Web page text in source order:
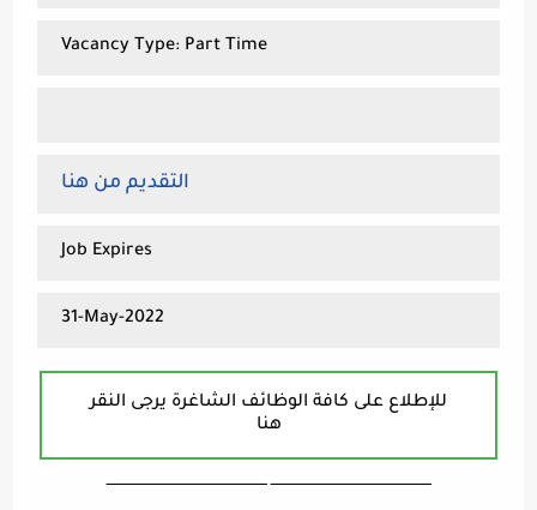
Vacancy Type: Part Time
التقديم من هنا
Job Expires
31-May-2022
للإطلاع على كافة الوظائف الشاغرة يرجى النقر
هنا
ـــــــــــــــــــــــــــــــــــــــــــــــــــــــــــــــــــ ـــــــــــــــــــــــــــــــــــــــــــــــــــــــــــــــــــ